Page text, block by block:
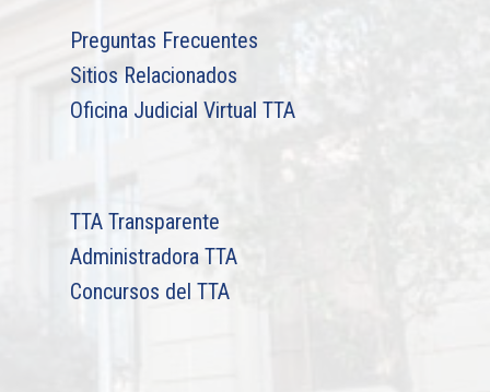
Preguntas Frecuentes
Sitios Relacionados
Oficina Judicial Virtual TTA
TTA Transparente
Administradora TTA
Concursos del TTA